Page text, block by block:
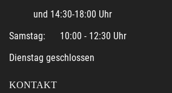
und 14:30-18:00 Uhr
Samstag: 10:00 - 12:30 Uhr
Dienstag geschlossen
KONTAKT